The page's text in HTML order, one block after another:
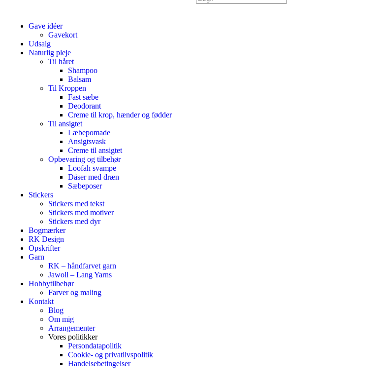
Gave idéer
Gavekort
Udsalg
Naturlig pleje
Til håret
Shampoo
Balsam
Til Kroppen
Fast sæbe
Deodorant
Creme til krop, hænder og fødder
Til ansigtet
Læbepomade
Ansigtsvask
Creme til ansigtet
Opbevaring og tilbehør
Loofah svampe
Dåser med dræn
Sæbeposer
Stickers
Stickers med tekst
Stickers med motiver
Stickers med dyr
Bogmærker
RK Design
Opskrifter
Garn
RK – håndfarvet garn
Jawoll – Lang Yarns
Hobbytilbehør
Farver og maling
Kontakt
Blog
Om mig
Arrangementer
Vores politikker
Persondatapolitik
Cookie- og privatlivspolitik
Handelsebetingelser